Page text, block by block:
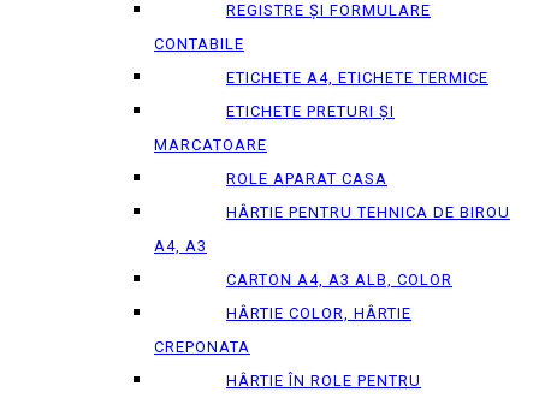
REGISTRE ȘI FORMULARE
CONTABILE
ETICHETE A4, ETICHETE TERMICE
ETICHETE PRETURI ȘI
MARCATOARE
ROLE APARAT CASA
HÂRTIE PENTRU TEHNICA DE BIROU
A4, A3
CARTON A4, A3 ALB, COLOR
HÂRTIE COLOR, HÂRTIE
CREPONATA
HÂRTIE ÎN ROLE PENTRU